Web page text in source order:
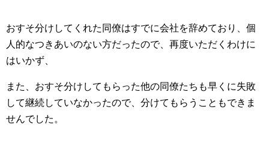
おすそ分けしてくれた同僚はすでに会社を辞めており、個
人的なつきあいのない方だったので、再度いただくわけに
はいかず、
また、おすそ分けしてもらった他の同僚たちも早くに失敗
して継続していなかったので、分けてもらうこともできま
せんでした。